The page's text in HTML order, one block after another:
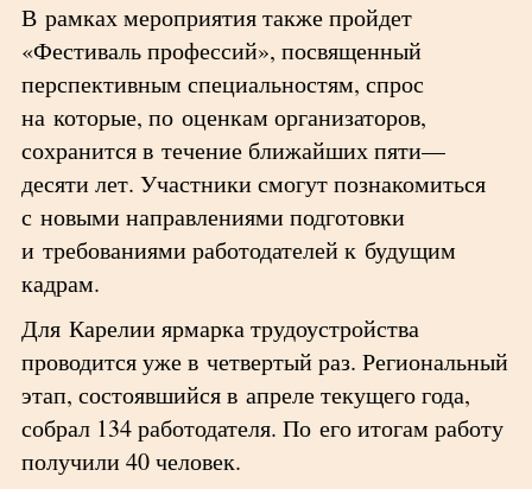
В рамках мероприятия также пройдет
«Фестиваль профессий», посвященный
перспективным специальностям, спрос
на которые, по оценкам организаторов,
сохранится в течение ближайших пяти—
десяти лет. Участники смогут познакомиться
с новыми направлениями подготовки
и требованиями работодателей к будущим
кадрам.
Для Карелии ярмарка трудоустройства
проводится уже в четвертый раз. Региональный
этап, состоявшийся в апреле текущего года,
собрал 134 работодателя. По его итогам работу
получили 40 человек.